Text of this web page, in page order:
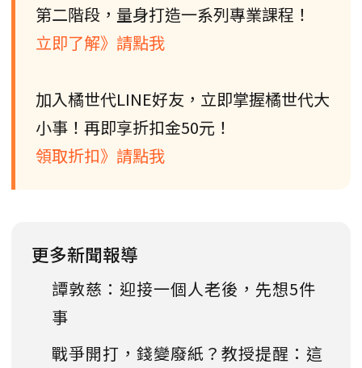
第二階段，量身打造一系列專業課程！
立即了解》請點我
加入橘世代LINE好友，立即掌握橘世代大
小事！再即享折扣金50元！
領取折扣》請點我
更多新聞報導
譚敦慈：迎接一個人老後，先想5件
事
戰爭開打，錢變廢紙？教授提醒：這